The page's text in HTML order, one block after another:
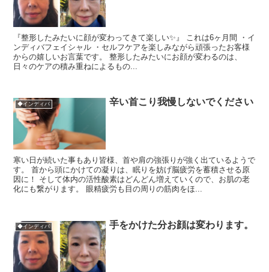
『整形したみたいに顔が変わってきて楽しい✨』 これは6ヶ月間 ・イ
ンディバフェイシャル ・セルフケアを楽しみながら頑張ったお客様
からの嬉しいお言葉です。 整形したみたいにお顔が変わるのは、
日々のケアの積み重ねによるもの...
◆インディバ 辛い首こり我慢しないでください
寒い日が続いた事もあり皆様、首や肩の強張りが強く出ているようで
す。 首から頭にかけての凝りは、眠りを妨げ脳疲労を蓄積させる原
因に！ そして体内の活性酸素はどんどん増えていくので、お肌の老
化にも繋がります。 眼精疲労も目の周りの筋肉をほ...
◆インディバ 手をかけた分お顔は変わります。